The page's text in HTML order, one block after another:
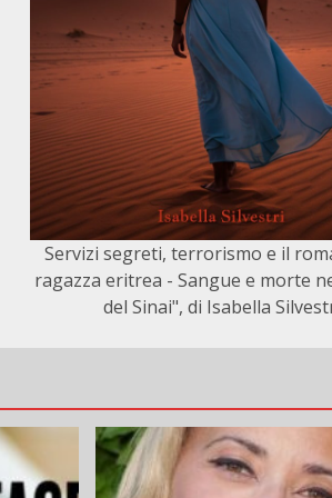
Servizi segreti, terrorismo e il
ragazza eritrea - Sangue e morte
del Sinai", di Isabella